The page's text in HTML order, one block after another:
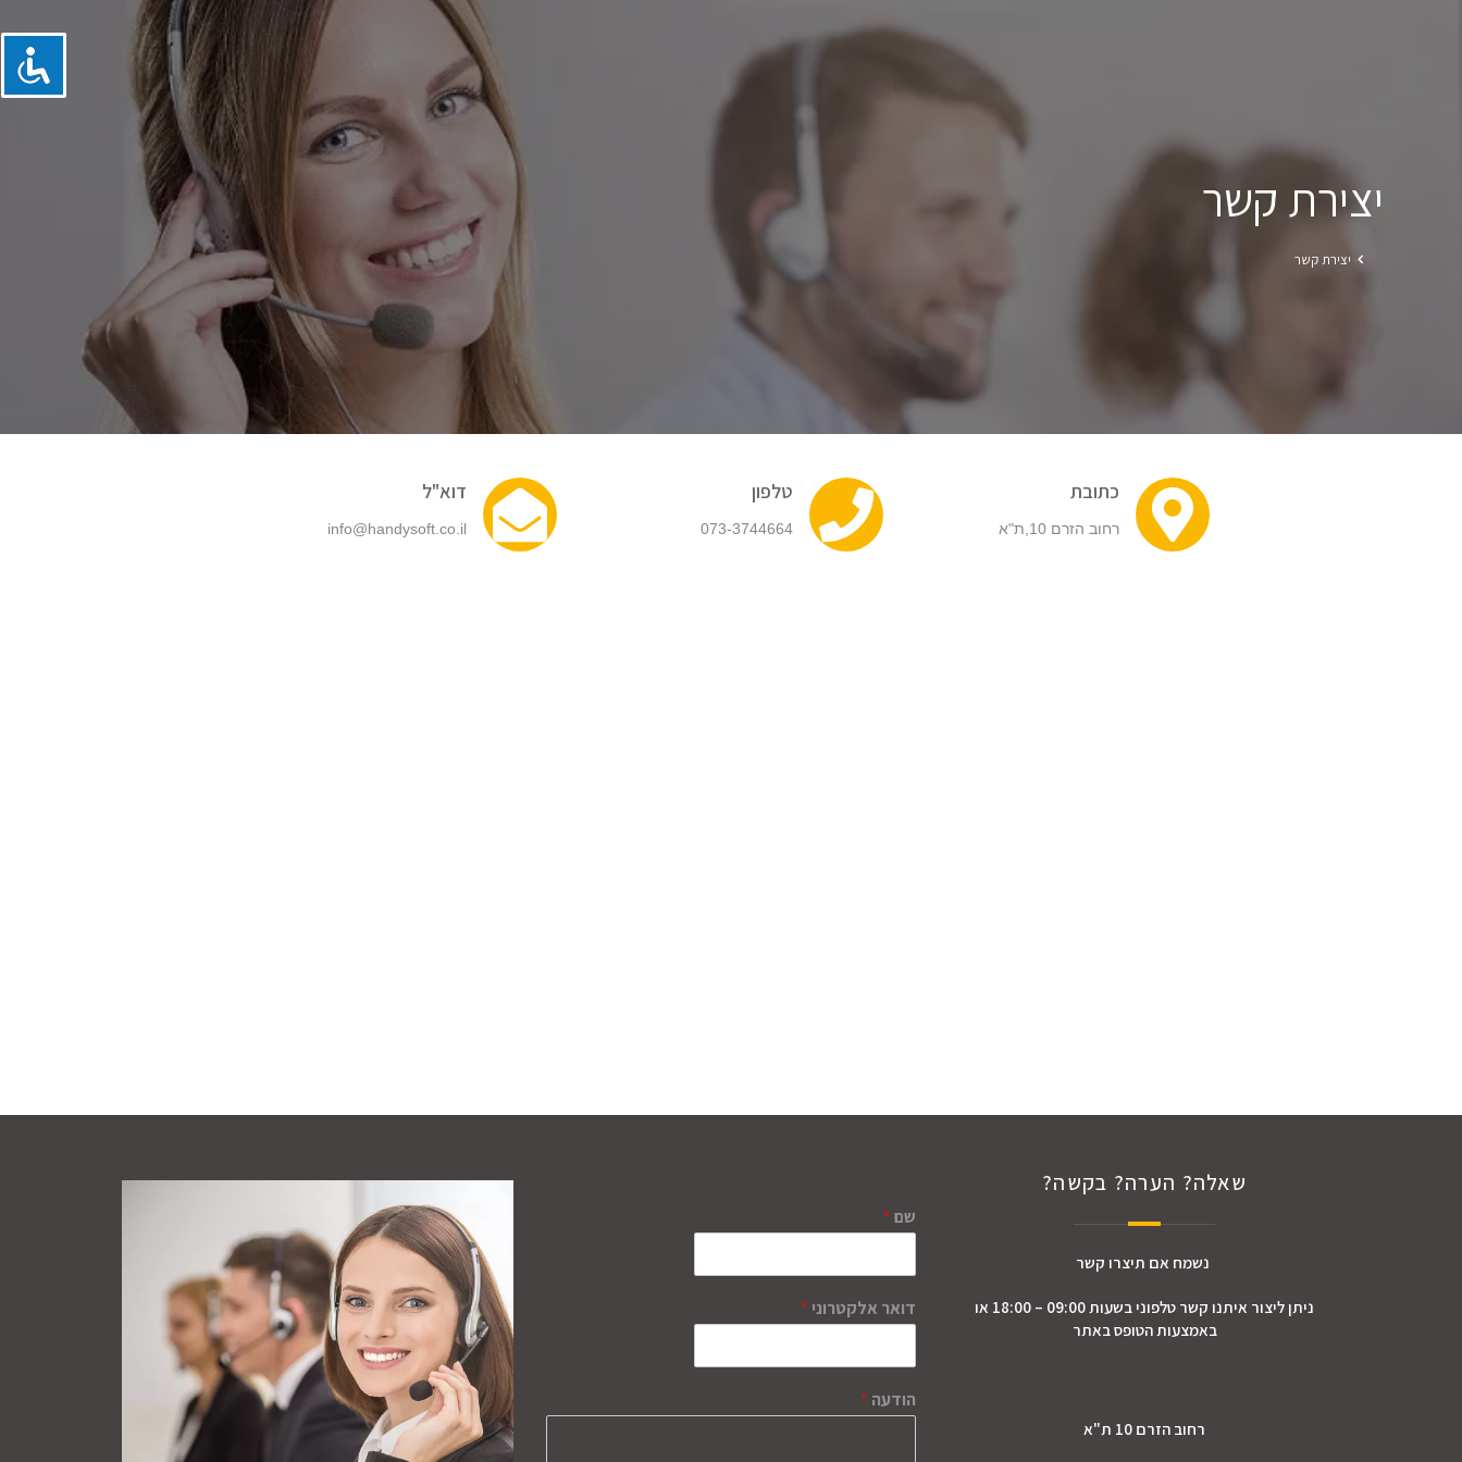
יצירת קשר
יצירת קשר
כתובת
רחוב הזרם 10,ת"א
טלפון
073-3744664​
דוא"ל
info@handysoft.co.il
שאלה? הערה? בקשה?
נשמח אם תיצרו קשר
ניתן ליצור איתנו קשר טלפוני בשעות 09:00 – 18:00 או
באמצעות הטופס באתר
רחוב הזרם 10 ת"א
שם*
דואר אלקטרוני *
הודעה *